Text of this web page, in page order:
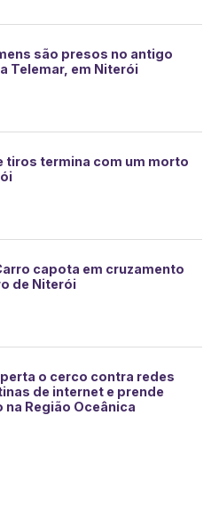
são presos no antigo
Telemar, em Niterói
tiros termina com um morto
capota em cruzamento
de Niterói
o cerco contra redes
de internet e prende
na Região Oceânica